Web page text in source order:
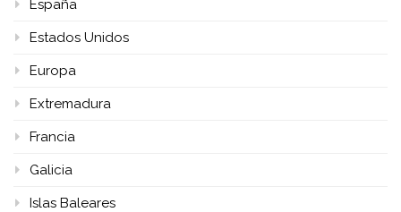
España
Estados Unidos
Europa
Extremadura
Francia
Galicia
Islas Baleares